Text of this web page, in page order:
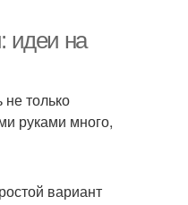
идеи на
только
руками много,
вариант